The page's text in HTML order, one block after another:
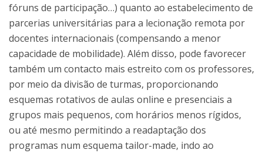
fóruns de participação…) quanto ao estabelecimento de
parcerias universitárias para a lecionação remota por
docentes internacionais (compensando a menor
capacidade de mobilidade). Além disso, pode favorecer
também um contacto mais estreito com os professores,
por meio da divisão de turmas, proporcionando
esquemas rotativos de aulas online e presenciais a
grupos mais pequenos, com horários menos rígidos,
ou até mesmo permitindo a readaptação dos
programas num esquema tailor-made, indo ao